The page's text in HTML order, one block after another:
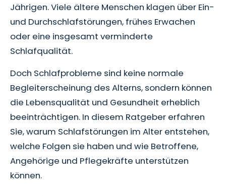
Jährigen. Viele ältere Menschen klagen über Ein-
und Durchschlafstörungen, frühes Erwachen
oder eine insgesamt verminderte
Schlafqualität.
Doch Schlafprobleme sind keine normale
Begleiterscheinung des Alterns, sondern können
die Lebensqualität und Gesundheit erheblich
beeinträchtigen. In diesem Ratgeber erfahren
Sie, warum Schlafstörungen im Alter entstehen,
welche Folgen sie haben und wie Betroffene,
Angehörige und Pflegekräfte unterstützen
können.